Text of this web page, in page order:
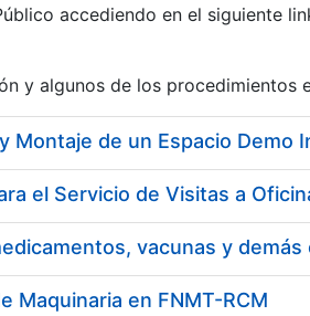
accediendo en el siguiente
y algunos de los procedimientos
el Servicio de Visitas a
Maquinaria en FNMT-RCM